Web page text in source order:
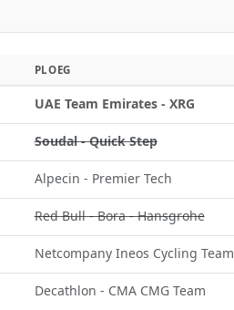
PLOEG
UAE Team Emirates - XRG
Soudal - Quick Step
Alpecin - Premier Tech
Red Bull - Bora - Hansgrohe
Netcompany Ineos Cycling Team
Decathlon - CMA CMG Team